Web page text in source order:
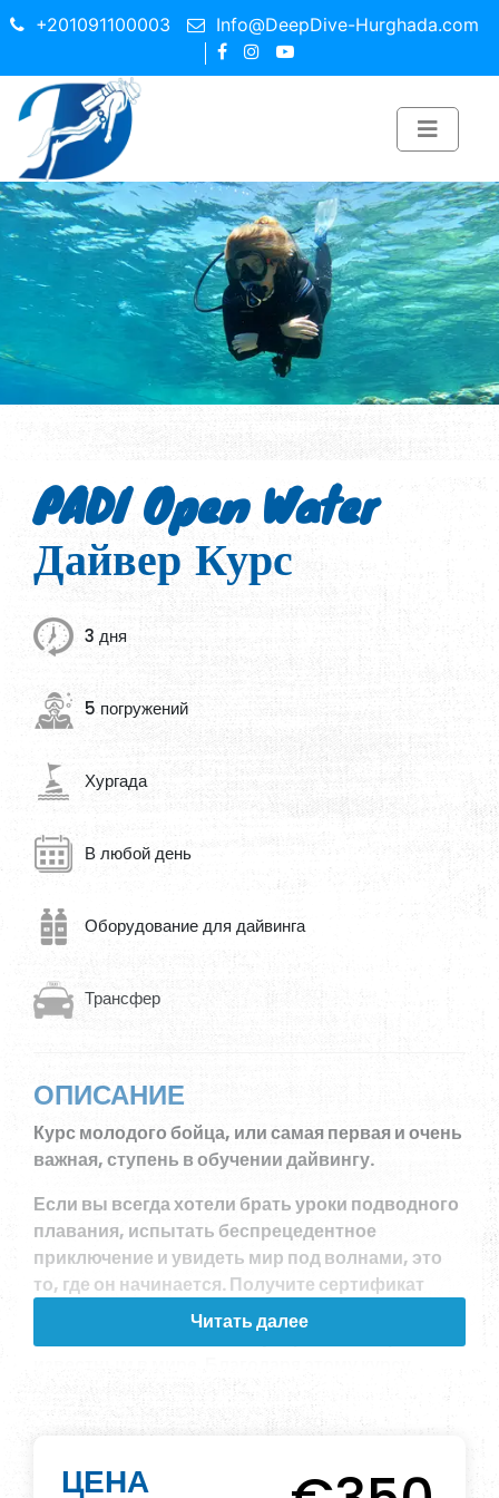
+201091100003 Info@DeepDive-Hurghada.com
PADI Open Water
Дайвер Курс
3 дня
5 погружений
Хургада
В любой день
Оборудование для дайвинга
Трансфер
ОПИСАНИЕ
Курс молодого бойца, или самая первая и очень
важная, ступень в обучении дайвингу.
Если вы всегда хотели брать уроки подводного
плавания, испытать беспрецедентное
приключение и увидеть мир под волнами, это
то, где он начинается. Получите сертификат
подводного плавания с курсом PADI Open
Water Diver - самым популярным и широко
миллионы людей научились нырять с
аквалангом и открывать для себя чудеса
Open Water Diver (или курс Junior Open
Читать далее
ЦЕНА